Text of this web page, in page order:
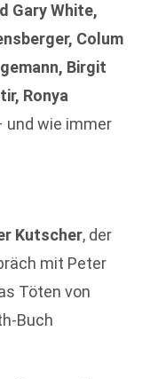
Gary White,
Colum
Birgit
Ronya
und wie immer
Kutscher, der
mit Peter
Töten von
Buch